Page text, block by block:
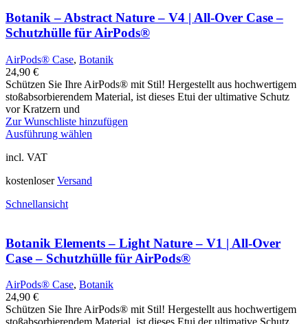
Botanik – Abstract Nature – V4 | All-Over Case –
Schutzhülle für AirPods®
AirPods® Case, Botanik
24,90 €
Schützen Sie Ihre AirPods® mit Stil! Hergestellt aus hochwertigem
stoßabsorbierendem Material, ist dieses Etui der ultimative Schutz
vor Kratzern und
Zur Wunschliste hinzufügen
Ausführung wählen
incl. VAT
kostenloserVersand
Schnellansicht
Botanik Elements – Light Nature – V1 | All-Over
Case – Schutzhülle für AirPods®
AirPods® Case, Botanik
24,90 €
Schützen Sie Ihre AirPods® mit Stil! Hergestellt aus hochwertigem